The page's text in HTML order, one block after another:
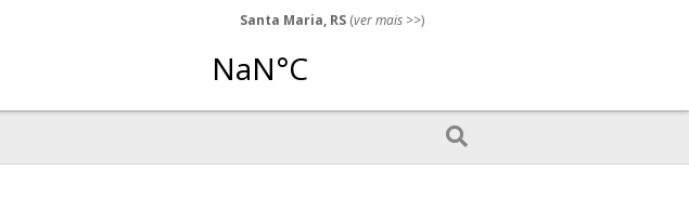
Santa Maria, RS (ver mais >>)